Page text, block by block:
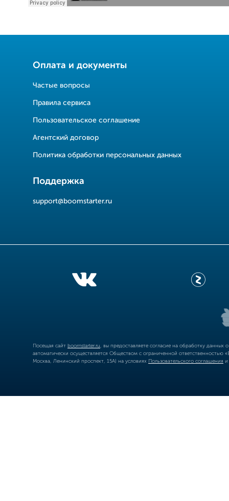
Оплата и документы
Частые вопросы
Правила сервиса
Пользовательское соглашение
Агентский договор
Политика обработки персональных данных
Поддержка
support@boomstarter.ru
Посещая сайт boomstarter.ru , вы предоставляете согласие на обработку
автоматически осуществляется Обществом с ограниченной
Москва, Ленинский проспект, 15А) на условиях Пользовательского соглашения и